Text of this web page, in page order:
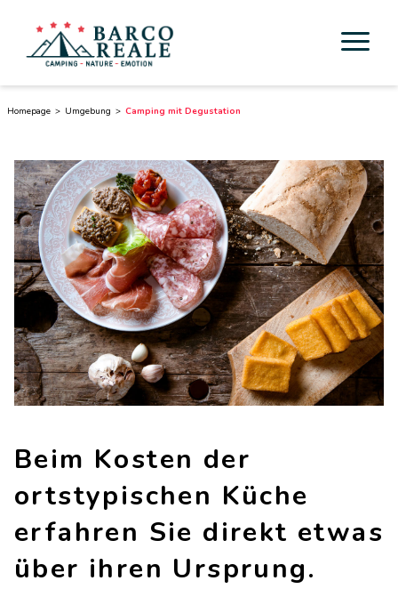
Dienstleistungen
Aktivität
Esperienze
Cicloturismo
Umgebung
Toskana entdecken
Kontakte
Arbeite mit uns
LINGUE
Homepage Umgebung Camping mit Degustation
Beim Kosten der
ortstypischen Küche
erfahren Sie direkt etwas
über ihren Ursprung.